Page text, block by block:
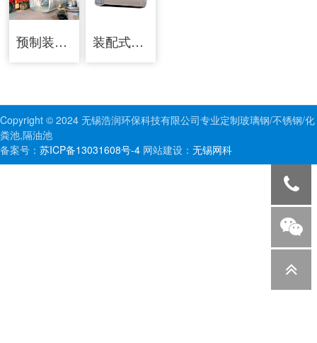
预制装配式钢结构蓄水池 装配式蓄水池
Copyright © 2024 无锡浩润环保科技有限公司专业定制玻璃钢/不锈钢/化
粪池,隔油池
备案号： 苏ICP备13031608号-4 网站建设： 无锡网科